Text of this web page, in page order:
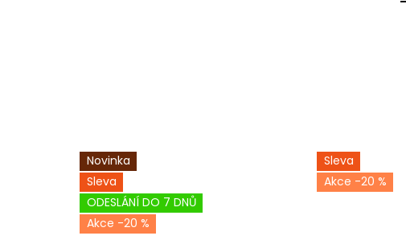
Novinka
Sleva
ODESLÁNÍ DO 7 DNŮ
-20 %
Sleva
-20 %